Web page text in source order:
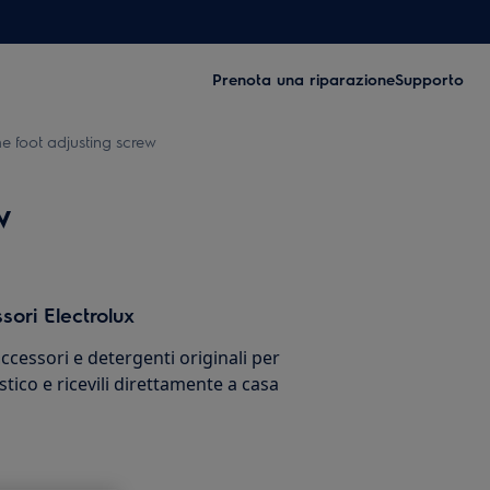
Prenota una riparazioneSupporto
foot adjusting screw
Electrolux
e detergenti originali per
e ricevili direttamente a casa